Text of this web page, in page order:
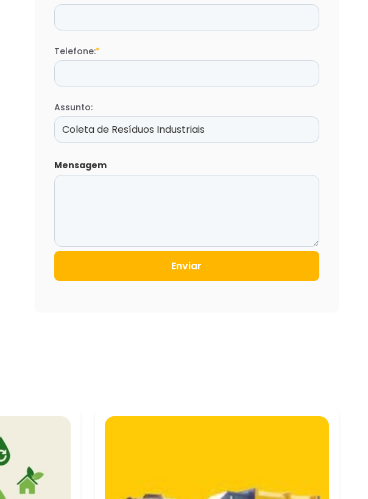
Telefone:*
Assunto:
Mensagem
Enviar